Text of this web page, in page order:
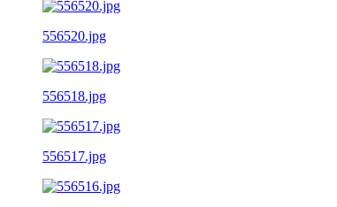
556520.jpg
556518.jpg
556517.jpg